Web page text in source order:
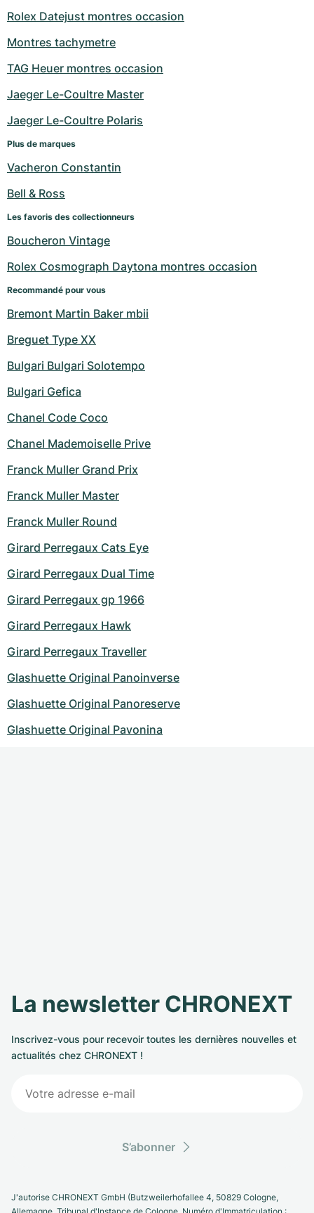
Rolex Datejust montres occasion
Montres tachymetre
TAG Heuer montres occasion
Jaeger Le-Coultre Master
Jaeger Le-Coultre Polaris
Plus de marques
Vacheron Constantin
Bell & Ross
Les favoris des collectionneurs
Boucheron Vintage
Rolex Cosmograph Daytona montres occasion
Recommandé pour vous
Bremont Martin Baker mbii
Breguet Type XX
Bulgari Bulgari Solotempo
Bulgari Gefica
Chanel Code Coco
Chanel Mademoiselle Prive
Franck Muller Grand Prix
Franck Muller Master
Franck Muller Round
Girard Perregaux Cats Eye
Girard Perregaux Dual Time
Girard Perregaux gp 1966
Girard Perregaux Hawk
Girard Perregaux Traveller
Glashuette Original Panoinverse
Glashuette Original Panoreserve
Glashuette Original Pavonina
La newsletter CHRONEXT
Inscrivez-vous pour recevoir toutes les dernières nouvelles et
actualités chez CHRONEXT !
S’abonner
J'autorise CHRONEXT GmbH (Butzweilerhofallee 4, 50829 Cologne,